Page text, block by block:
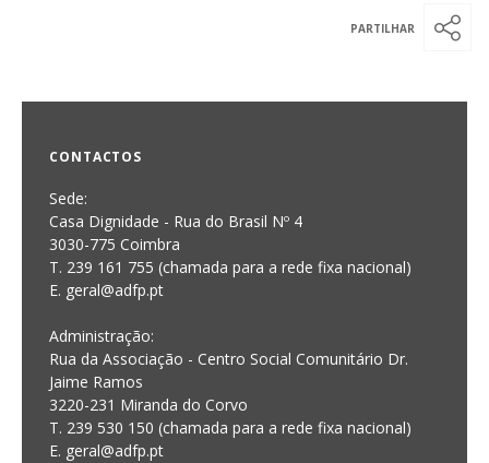
CONTACTOS
Sede:
Casa Dignidade - Rua do Brasil Nº 4
3030-775 Coimbra
T. 239 161 755 (chamada para a rede fixa nacional)
E. geral@adfp.pt
Administração:
Rua da Associação - Centro Social Comunitário Dr.
Jaime Ramos
3220-231 Miranda do Corvo
T. 239 530 150 (chamada para a rede fixa nacional)
E. geral@adfp.pt